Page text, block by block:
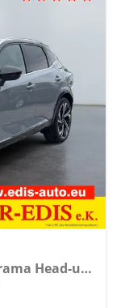
Tekna+ 1,3 DIG 4x4 20 Zoll Panorama Head-up 360° Leder Massage Navi el Heckklappe